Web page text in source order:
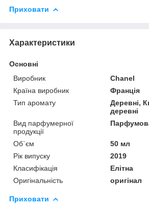
Приховати
Характеристики
Основні
Виробник
Chanel
Країна виробник
Франція
Тип аромату
Деревні,
деревні
Вид парфумерної
продукції
Об`єм
50 мл
Рік випуску
2019
Класифікація
Елітна
Оригінальність
оригінал
Приховати